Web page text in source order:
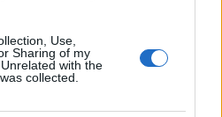
Use,
Sharing of my
with the
collected.
è Ozma, regina e legittima
era il Re di Oz prima